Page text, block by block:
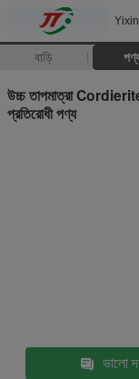
বাড়ি
উচ্চ তাপমাত্রা
প্রতিরোধী পণ্য
ভালো